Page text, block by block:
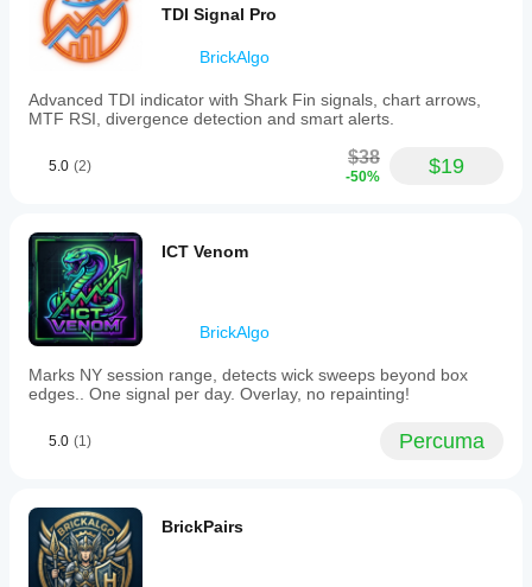
TDI Signal Pro
BrickAlgo
Advanced TDI indicator with Shark Fin signals, chart arrows,
MTF RSI, divergence detection and smart alerts.
5.0 (2) $38
-50% $19
ICT Venom
BrickAlgo
Marks NY session range, detects wick sweeps beyond box
edges.. One signal per day. Overlay, no repainting!
5.0 (1) Percuma
BrickPairs